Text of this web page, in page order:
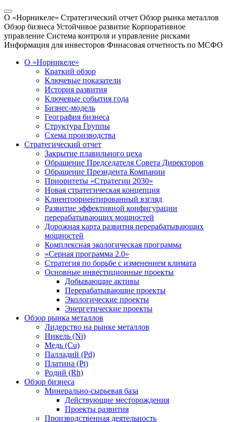
О «Норникеле» Стратегический отчет Обзор рынка металлов
Обзор бизнеса Устойчивое развитие Корпоративное
управление Система контроля и управление рисками
Информация для инвесторов Финасовая отчетность по МСФО
О «Норникеле»
Краткий обзор
Ключевые показатели
История развития
Ключевые события года
Бизнес-модель
География бизнеса
Структура Группы
Схема производства
Стратегический отчет
Закрытие плавильного цеха
Обращение Председателя Совета Директоров
Обращение Президента Компании
Приоритеты «Стратегии 2030»
Новая стратегическая концепция
Клиентоориентированный взгляд
Развитие эффективной конфигурации
перерабатывающих мощностей
Дорожная карта развития перерабатывающих
мощностей
Комплексная экологическая программа
«Серная программа 2.0»
Стратегия по борьбе с изменением климата
Основные инвестиционные проекты
Добывающие активы
Перерабатывающие проекты
Экологические проекты
Энергетические проекты
Обзор рынка металлов
Лидерство на рынке металлов
Никель (Ni)
Медь (Cu)
Палладий (Pd)
Платина (Pt)
Родий (Rh)
Обзор бизнеса
Минерально-сырьевая база
Действующие месторождения
Проекты развития
Производственная деятельность